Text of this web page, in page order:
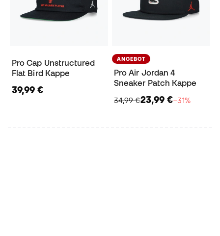
Pro Cap Unstructured
Flat Bird Kappe
39,99 €
ANGEBOT
Pro Air Jordan 4
Sneaker Patch Kappe
34,99 €23,99 €−31%